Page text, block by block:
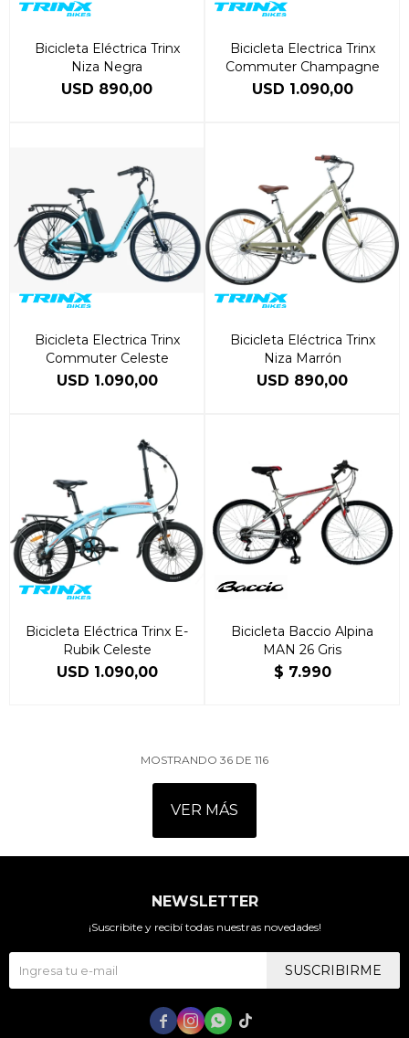
Bicicleta Eléctrica Trinx
Niza Negra
USD 890,00
Bicicleta Electrica Trinx
Commuter Champagne
USD 1.090,00
Bicicleta Electrica Trinx
Commuter Celeste
USD 1.090,00
Bicicleta Eléctrica Trinx
Niza Marrón
USD 890,00
Bicicleta Eléctrica Trinx E-
Rubik Celeste
USD 1.090,00
Bicicleta Baccio Alpina
MAN 26 Gris
$ 7.990
MOSTRANDO 36 DE 116
VER MÁS
NEWSLETTER
¡Suscribite y recibí todas nuestras novedades!
SUSCRIBIRME
   